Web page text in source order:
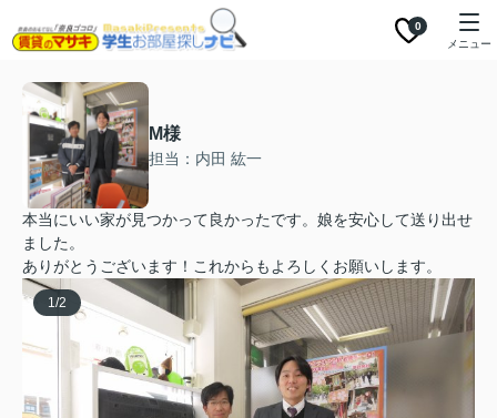
0
メニュー
M様
担当：内田 紘一
本当にいい家が見つかって良かったです。娘を安心して送り出せ
ました。
ありがとうございます！これからもよろしくお願いします。
1/2